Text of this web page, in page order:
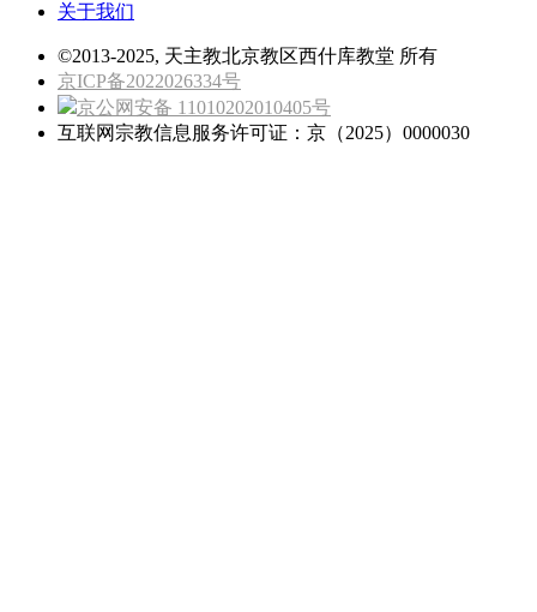
关于我们
©2013-2025, 天主教北京教区西什库教堂 所有
京ICP备2022026334号
京公网安备 11010202010405号
互联网宗教信息服务许可证：京（2025）0000030